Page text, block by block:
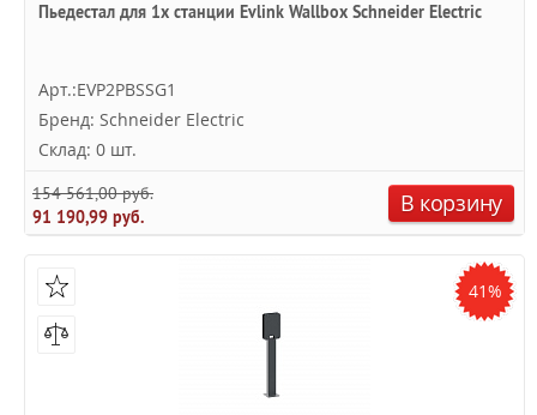
Пьедестал для 1х станции Evlink Wallbox Schneider Electric
Арт.:EVP2PBSSG1
Бренд: Schneider Electric
Склад: 0 шт.
154 561,00 руб.
91 190,99 руб.
В корзину
41%